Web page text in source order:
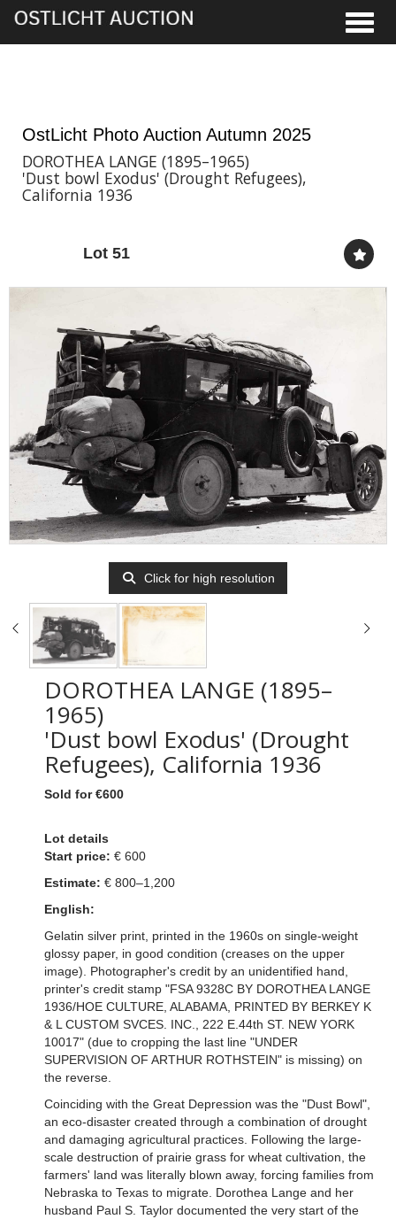
OstLicht Photo Auction Autumn 2025
DOROTHEA LANGE (1895–1965)
'Dust bowl Exodus' (Drought Refugees),
California 1936
Lot 51
Click for high resolution
DOROTHEA LANGE (1895–
1965)
'Dust bowl Exodus' (Drought
Refugees), California 1936
Sold for €600
Lot details
Start price: € 600
Estimate: € 800–1,200
English:
Gelatin silver print, printed in the 1960s on single-weight
glossy paper, in good condition (creases on the upper
image). Photographer's credit by an unidentified hand,
printer's credit stamp "FSA 9328C BY DOROTHEA LANGE
1936/HOE CULTURE, ALABAMA, PRINTED BY BERKEY K
& L CUSTOM SVCES. INC., 222 E.44th ST. NEW YORK
10017" (due to cropping the last line "UNDER
SUPERVISION OF ARTHUR ROTHSTEIN" is missing) on
the reverse.
Coinciding with the Great Depression was the "Dust Bowl",
an eco-disaster created through a combination of drought
and damaging agricultural practices. Following the large-
scale destruction of prairie grass for wheat cultivation, the
farmers' land was literally blown away, forcing families from
Nebraska to Texas to migrate. Dorothea Lange and her
husband Paul S. Taylor documented the very start of the